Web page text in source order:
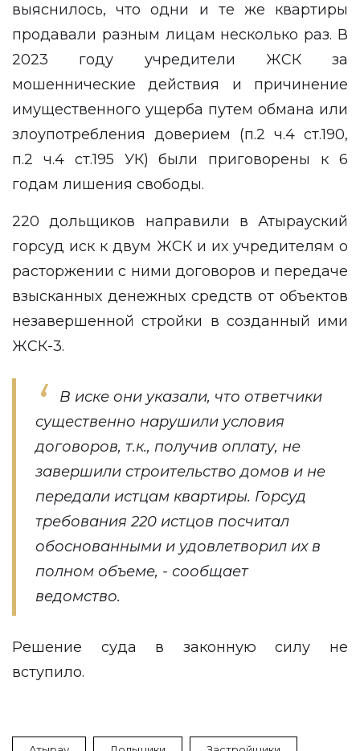
выяснилось, что одни и те же квартиры
продавали разным лицам несколько раз. В
2023 году учредители ЖСК за
мошеннические действия и причинение
имущественного ущерба путем обмана или
злоупотребления доверием (п.2 ч.4 ст.190,
п.2 ч.4 ст.195 УК) были приговорены к 6
годам лишения свободы.
220 дольщиков направили в Атырауский
горсуд иск к двум ЖСК и их учредителям о
расторжении с ними договоров и передаче
взысканных денежных средств от объектов
незавершенной стройки в созданный ими
ЖСК-3.
В иске они указали, что ответчики
существенно нарушили условия
договоров, т.к., получив оплату, не
завершили строительство домов и не
передали истцам квартиры. Горсуд
требования 220 истцов посчитал
обоснованными и удовлетворил их в
полном объеме, - сообщает
ведомство.
Решение суда в законную силу не
вступило.